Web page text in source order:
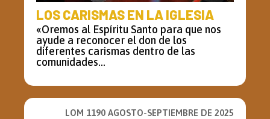
LOS CARISMAS EN LA IGLESIA
«Oremos al Espíritu Santo para que nos
ayude a reconocer el don de los
diferentes carismas dentro de las
comunidades...
LOM 1190 AGOSTO-SEPTIEMBRE DE 2025